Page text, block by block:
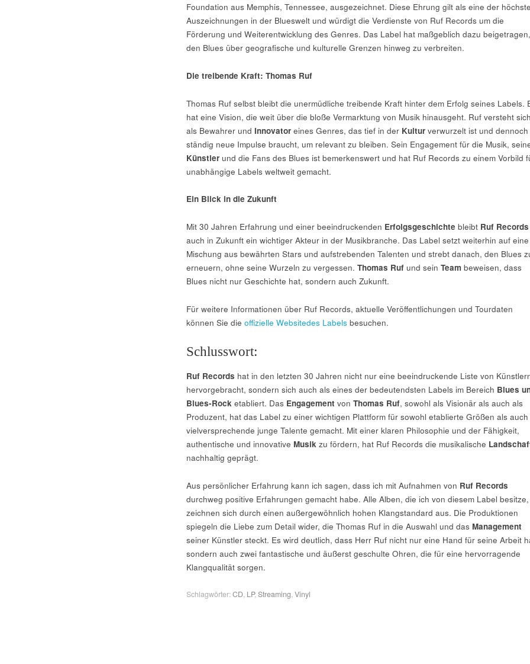
Foundation aus Memphis, Tennessee, ausgezeichnet. Diese Ehrung gilt als eine der
Auszeichnungen in der Blueswelt und würdigt die Verdienste von Ruf Records um die
Förderung und Weiterentwicklung des Genres. Das Label hat maßgeblich dazu beigetragen,
den Blues über geografische und kulturelle Grenzen hinweg zu verbreiten.
Die treibende Kraft: Thomas Ruf
Thomas Ruf selbst bleibt die unermüdliche treibende Kraft hinter dem Erfolg seines Labels.
hat eine Vision, die weit über die bloße Vermarktung von Musik hinausgeht. Ruf versteht sich
als Bewahrer und Innovatoreines Genres, das tief in derKulturverwurzelt ist und dennoch
ständig neue Impulse braucht, um relevant zu bleiben. Sein Engagement für die Musik,
Künstlerund die Fans des Blues ist bemerkenswert und hat Ruf Records zu einem Vorbild
unabhängige Labels weltweit gemacht.
Ein Blick in die Zukunft
Mit 30 Jahren Erfahrung und einer beeindruckenden Erfolgsgeschichte bleibt Ruf Records
auch in Zukunft ein wichtiger Akteur in der Musikbranche. Das Label setzt weiterhin auf eine
Mischung aus bewährten Stars und aufstrebenden Talenten und strebt danach, den Blues
erneuern, ohne seine Wurzeln zu vergessen. Thomas Rufund sein Team beweisen, dass
Blues nicht nur Geschichte hat, sondern auch Zukunft.
Für weitere Informationen über Ruf Records, aktuelle Veröffentlichungen und Tourdaten
können Sie die offizielle Websitedes Labels besuchen.
Schlusswort:
Ruf Records hat in den letzten 30 Jahren nicht nur eine beeindruckende Liste von
hervorgebracht, sondern sich auch als eines der bedeutendsten Labels im Bereich Blues
Blues-Rocketabliert. Das Engagement von Thomas Ruf, sowohl als Visionär als auch als
Produzent, hat das Label zu einer wichtigen Plattform für sowohl etablierte Größen als auch
vielversprechende junge Talente gemacht. Mit einer klaren Philosophie und der Fähigkeit,
authentische und innovative Musikzu fördern, hat Ruf Records die musikalische
nachhaltig geprägt.
Aus persönlicher Erfahrung kann ich sagen, dass ich mit Aufnahmen von Ruf Records
durchweg positive Erfahrungen gemacht habe. Alle Alben, die ich von diesem Label besitze,
zeichnen sich durch einen außergewöhnlich hohen Klangstandard aus. Die Produktionen
spiegeln die Liebe zum Detail wider, die Thomas Ruf in die Auswahl und das Management
seiner Künstler steckt. Es wird deutlich, dass Herr Ruf nicht nur eine Hand für seine Arbeit
sondern auch zwei fantastische und äußerst geschulte Ohren, die für eine hervorragende
Klangqualität sorgen.
Schlagwörter:CD, LP,Streaming,Vinyl